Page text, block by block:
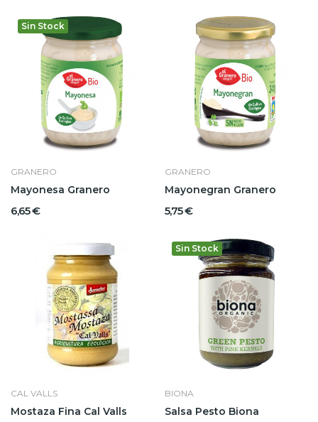
Sin Stock
GRANERO
Mayonesa Granero
6,65 €
GRANERO
Mayonegran Granero
5,75 €
CAL VALLS
Mostaza Fina Cal Valls
Sin Stock
BIONA
Salsa Pesto Biona